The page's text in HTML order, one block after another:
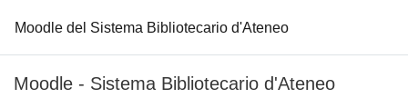
Moodle del Sistema Bibliotecario d'Ateneo
Moodle - Sistema Bibliotecario d'Ateneo